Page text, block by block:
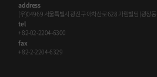
address
(우)04969 서울특별시 광진구 아차산로 628 가람빌딩 (광장
tel
+82-02-2204-6300
fax
+82-2-2204-6329